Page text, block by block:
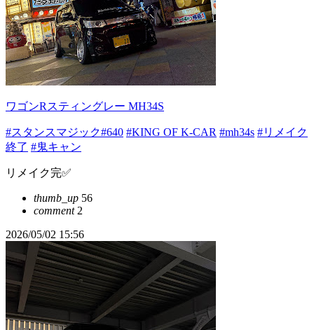
ワゴンRスティングレー MH34S
#スタンスマジック#640 #KING OF K-CAR #mh34s #リメイク
終了 #鬼キャン
リメイク完✅
thumb_up 56
comment2
2026/05/02 15:56